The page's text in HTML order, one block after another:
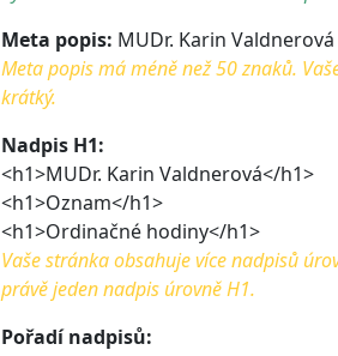
Meta popis: MUDr. Karin
Meta popis má méně než 50 znaků.
krátký.
Nadpis H1:
<h1>MUDr. Karin Valdnerová</h1>
<h1>Oznam</h1>
<h1>Ordinačné hodiny</h1>
Vaše stránka obsahuje více nadpisů
právě jeden nadpis úrovně H1.
Pořadí nadpisů: